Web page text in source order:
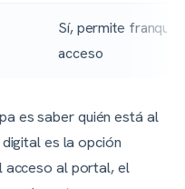
Sí, permite
acceso
es saber quién está al
es la opción
acceso al portal, el